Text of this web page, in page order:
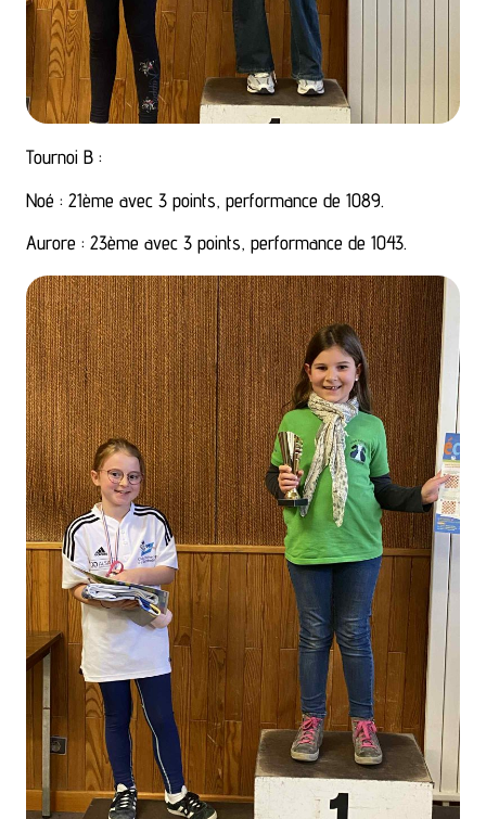
Tournoi B :
Noé : 21ème avec 3 points, performance de 1089.
Aurore : 23ème avec 3 points, performance de 1043.